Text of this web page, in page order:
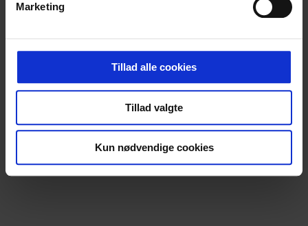
Marketing
Tillad alle cookies
Tillad valgte
Kun nødvendige cookies